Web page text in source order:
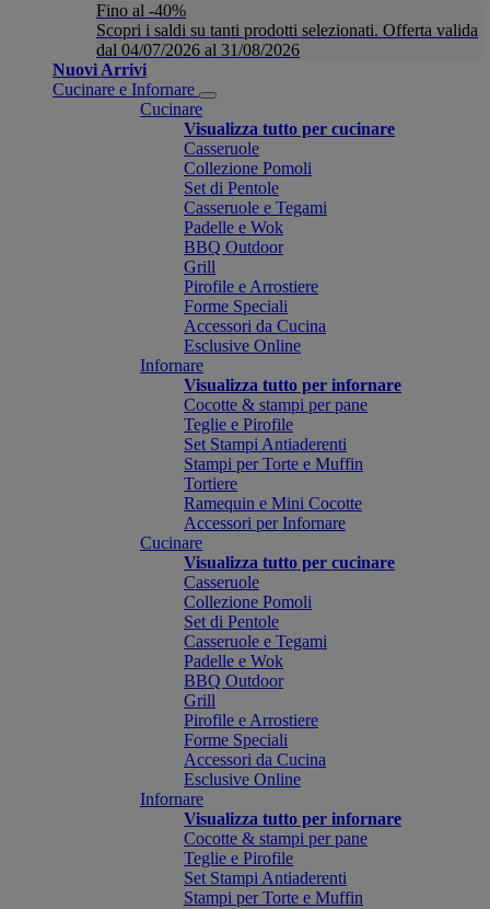
Fino al -40%
Scopri i saldi su tanti prodotti selezionati. Offerta valida
dal 04/07/2026 al 31/08/2026
Nuovi Arrivi
Cucinare e Infornare
Cucinare
Visualizza tutto per cucinare
Casseruole
Collezione Pomoli
Set di Pentole
Casseruole e Tegami
Padelle e Wok
BBQ Outdoor
Grill
Pirofile e Arrostiere
Forme Speciali
Accessori da Cucina
Esclusive Online
Infornare
Visualizza tutto per infornare
Cocotte & stampi per pane
Teglie e Pirofile
Set Stampi Antiaderenti
Stampi per Torte e Muffin
Tortiere
Ramequin e Mini Cocotte
Accessori per Infornare
Cucinare
Visualizza tutto per cucinare
Casseruole
Collezione Pomoli
Set di Pentole
Casseruole e Tegami
Padelle e Wok
BBQ Outdoor
Grill
Pirofile e Arrostiere
Forme Speciali
Accessori da Cucina
Esclusive Online
Infornare
Visualizza tutto per infornare
Cocotte & stampi per pane
Teglie e Pirofile
Set Stampi Antiaderenti
Stampi per Torte e Muffin